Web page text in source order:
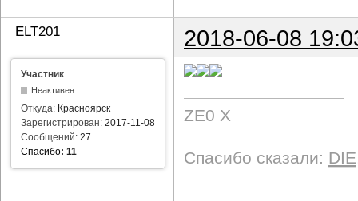
ELT201 2018-06-08
Участник
Неактивен
Откуда: Красноярск
Зарегистрирован: 2017-11-08
Сообщений: 27
Спасибо: 11
ZE0 X
Спасибо сказали: DIE